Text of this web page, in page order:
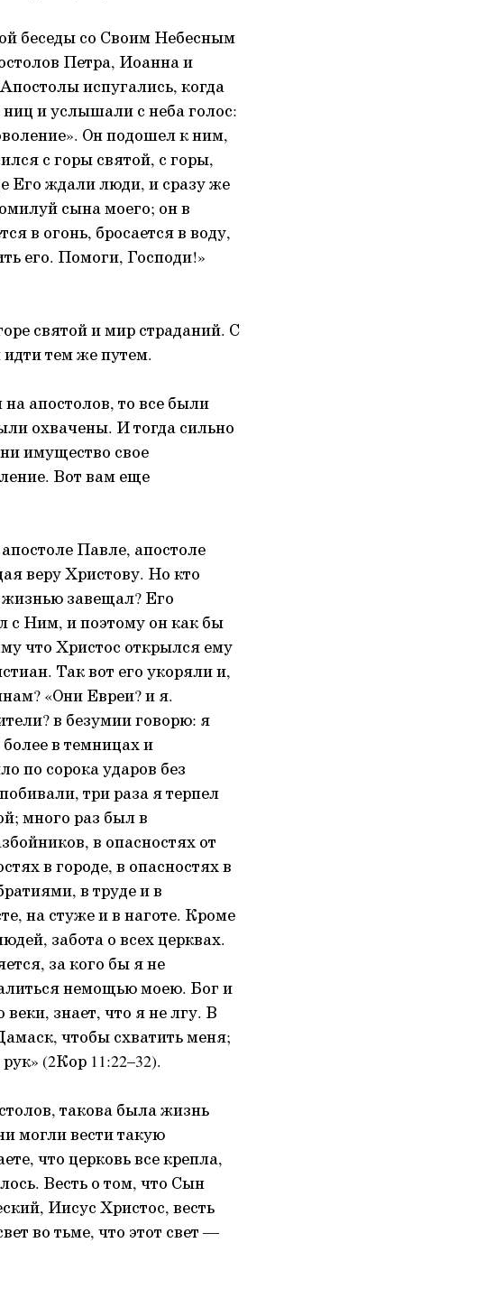
беседы со Своим Небесным
Петра, Иоанна и
испугались, когда
и услышали с неба голос:
Он подошел к ним,
с горы святой, с горы,
Его ждали люди, и сразу же
сына моего; он в
в огонь, бросается в воду,
его. Помоги, Господи!»
святой и мир страданий. С
тем же путем.
апостолов, то все были
охвачены. И тогда сильно
имущество свое
Вот вам еще
Павле, апостоле
веру Христову. Но кто
завещал? Его
с Ним, и поэтому он как бы
что Христос открылся ему
Так вот его укоряли и,
«Они Евреи? и я.
в безумии говорю: я
в темницах и
по сорока ударов без
три раза я терпел
много раз был в
в опасностях от
в городе, в опасностях в
в труде и в
на стуже и в наготе. Кроме
забота о всех церквах.
за кого бы я не
немощью моею. Бог и
знает, что я не лгу. В
чтобы схватить меня;
(2Кор 11:22–32).
такова была жизнь
могли вести такую
что церковь все крепла,
Весть о том, что Сын
Иисус Христос, весть
во тьме, что этот свет —